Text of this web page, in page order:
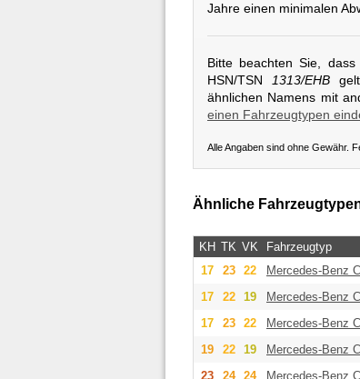
Jahre einen minimalen
Bitte beachten Sie,
HSN/TSN
1313/EHB
ähnlichen Namens mit
einen Fahrzeugtypen
Alle Angaben sind ohne Gewähr.
Ähnliche
KH TK VK Fahrzeugtyp
17
23 22 Mercedes-Benz
17
22 19 Mercedes-Benz
17
23 22 Mercedes-Benz
19
22 19 Mercedes-Benz
23
24 24 Mercedes-Benz